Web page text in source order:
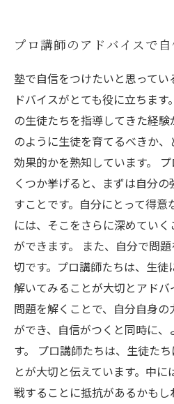
プロ講師のアドバイスで
塾で自信をつけたいと思って
ドバイスがとても役に立ちます
の生徒たちを指導してきた経
のように生徒を育てるべきか
効果的かを熟知しています。
くつか挙げると、まずは自分
すことです。自分にとって得
には、そこをさらに深めてい
ができます。 また、自分で問
切です。プロ講師たちは、生
解いてみることが大切とアド
問題を解くことで、自分自身
ができ、自信がつくと同時に
す。 プロ講師たちは、生徒た
とが大切と伝えています。中
戦することに抵抗があるかも